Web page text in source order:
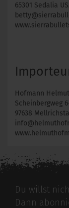
65301 Sedalia
Hofmann
Scheinbergweg
97638
Du willst
Dann